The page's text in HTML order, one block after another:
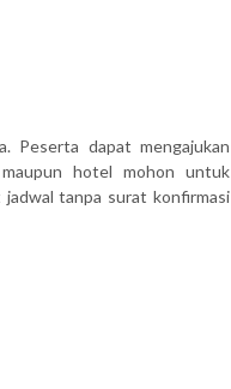
Peserta dapat mengajukan
hotel mohon untuk
tanpa surat konfirmasi